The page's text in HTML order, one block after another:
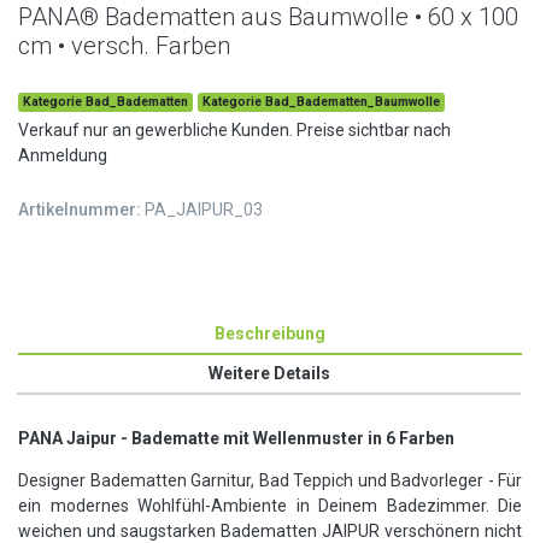
PANA® Badematten aus Baumwolle • 60 x 100
cm • versch. Farben
Kategorie Bad_Badematten Kategorie Bad_Badematten_Baumwolle
Verkauf nur an gewerbliche Kunden. Preise sichtbar nach
Anmeldung
Artikelnummer: PA_JAIPUR_03
Beschreibung
Weitere Details
PANA Jaipur - Badematte mit Wellenmuster in 6 Farben
Designer Badematten Garnitur, Bad Teppich und Badvorleger - Für
ein modernes Wohlfühl-Ambiente in Deinem Badezimmer. Die
weichen und saugstarken Badematten JAIPUR verschönern nicht